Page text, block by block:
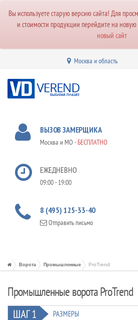
Вы используете старую версию сайта! Для
и стоимости продукции перейдите на
новый сайт
Москва и область
ВЫЗОВ ЗАМЕРЩИКА
Москва и МО -БЕСПЛАТНО
ЕЖЕДНЕВНО
09:00 - 19:00
8 (495) 125-33-40
Отправить письмо
Ворота Промышленные ProTrend
Промышленные ворота ProTrend
РАЗМЕРЫ